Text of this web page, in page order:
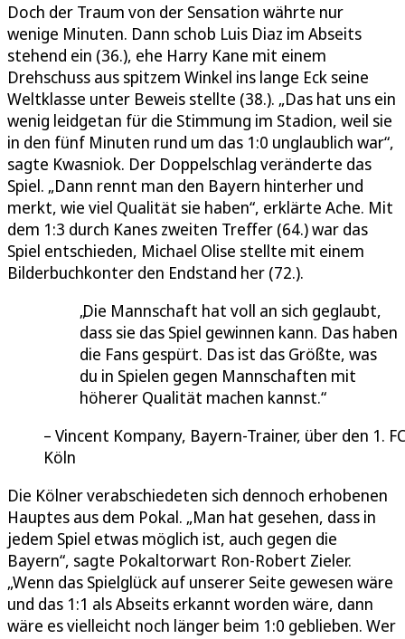
Doch der Traum von der Sensation währte nur
wenige Minuten. Dann schob Luis Diaz im Abseits
stehend ein (36.), ehe Harry Kane mit einem
Drehschuss aus spitzem Winkel ins lange Eck seine
Weltklasse unter Beweis stellte (38.). „Das hat uns ein
wenig leidgetan für die Stimmung im Stadion, weil sie
in den fünf Minuten rund um das 1:0 unglaublich war“,
sagte Kwasniok. Der Doppelschlag veränderte das
Spiel. „Dann rennt man den Bayern hinterher und
merkt, wie viel Qualität sie haben“, erklärte Ache. Mit
dem 1:3 durch Kanes zweiten Treffer (64.) war das
Spiel entschieden, Michael Olise stellte mit einem
Bilderbuchkonter den Endstand her (72.).
Die Mannschaft hat voll an sich geglaubt,
dass sie das Spiel gewinnen kann. Das haben
die Fans gespürt. Das ist das Größte, was
du in Spielen gegen Mannschaften mit
höherer Qualität machen kannst.
Vincent Kompany, Bayern-Trainer, über den 1. FC
Köln
Die Kölner verabschiedeten sich dennoch erhobenen
Hauptes aus dem Pokal. „Man hat gesehen, dass in
jedem Spiel etwas möglich ist, auch gegen die
Bayern“, sagte Pokaltorwart Ron-Robert Zieler.
„Wenn das Spielglück auf unserer Seite gewesen wäre
und das 1:1 als Abseits erkannt worden wäre, dann
wäre es vielleicht noch länger beim 1:0 geblieben. Wer